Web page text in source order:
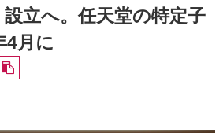
立へ。任天堂の特定子
4月に